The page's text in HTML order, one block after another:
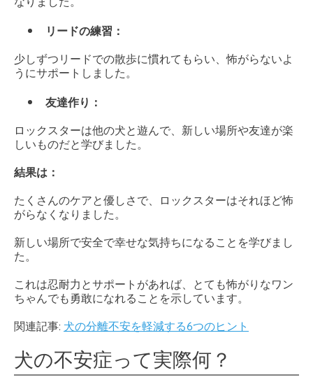
リードの練習：
少しずつリードでの散歩に慣れてもらい、怖がらないよ
うにサポートしました。
友達作り：
ロックスターは他の犬と遊んで、新しい場所や友達が楽
しいものだと学びました。
結果は：
たくさんのケアと優しさで、ロックスターはそれほど怖
がらなくなりました。
新しい場所で安全で幸せな気持ちになることを学びまし
た。
これは忍耐力とサポートがあれば、とても怖がりなワン
ちゃんでも勇敢になれることを示しています。
関連記事: 犬の分離不安を軽減する6つのヒント
犬の不安症って実際何？